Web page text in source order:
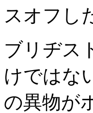
スオフし
ブリヂス
けではな
の異物が